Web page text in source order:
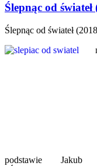
Ślepnąc od świateł
Ślepnąc od świateł
podstawie Jakub